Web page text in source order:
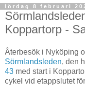
lördag 8 februari
Koppartorp -
Återbesök i Nyköping
Sörmlandsleden, den
43 med start i
cykel vid etappslutet